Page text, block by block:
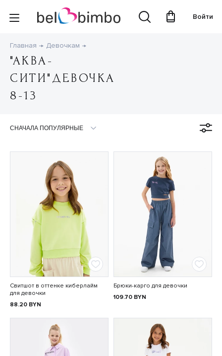
Войти
Главная Девочкам
"АКВА-
СИТИ"ДЕВОЧКА
8-13
Свитшот в оттенке киберлайм
для девочки
88.20 BYN
Брюки-карго для девочки
109.70 BYN